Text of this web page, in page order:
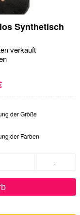
Synthetisch
verkauft
der Größe
der Farben
+